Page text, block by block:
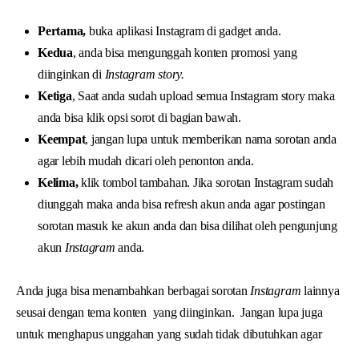
Pertama, buka aplikasi Instagram di gadget anda.
Kedua, anda bisa mengunggah konten promosi yang
diinginkan di Instagram story.
Ketiga, Saat anda sudah upload semua Instagram story maka
anda bisa klik opsi sorot di bagian bawah.
Keempat, jangan lupa untuk memberikan nama sorotan anda
agar lebih mudah dicari oleh penonton anda.
Kelima,klik tombol tambahan. Jika sorotan Instagram sudah
diunggah maka anda bisa refresh akun anda agar postingan
sorotan masuk ke akun anda dan bisa dilihat oleh pengunjung
akun Instagram anda.
Anda juga bisa menambahkan berbagai sorotan Instagram lainnya
seusai dengan tema konten yang diinginkan. Jangan lupa juga
untuk menghapus unggahan yang sudah tidak dibutuhkan agar